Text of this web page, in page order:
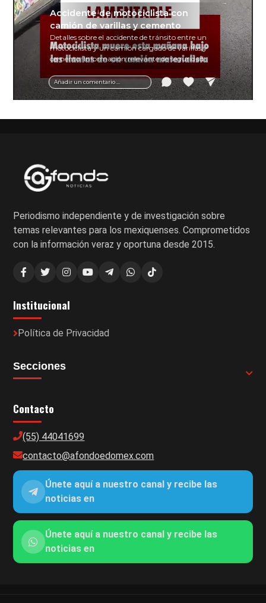
Añadir un comentario ...
Accidente de motociclista con
camión de varillas y cemento
Detalles sobre el accidente de tránsito entre un
motociclista y un camión cargado de varillas y
cemento. Información relevante de seguridad
vial y recomendaciones para motociclistas.
Periodismo independiente y de investigación sobre
temas relevantes para los mexiquenses. Comprometidos
con la información veraz y oportuna desde 2015.
Institucional
Política de Privacidad
Secciones
Contacto
(55) 44041699
contacto@afondoedomex.com
Únete aquí a nuestro canal y recibe las
noticias en
Únete aquí a nuestro canal y recibe las
noticias en